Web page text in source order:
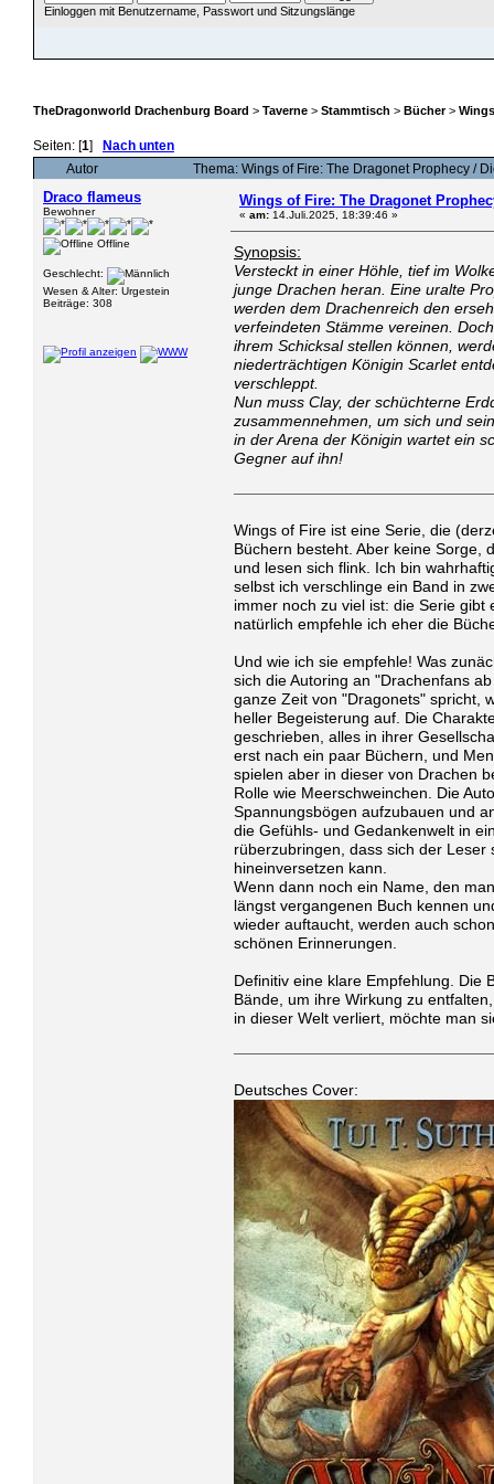
Einloggen mit Benutzername, Passwort und Sitzungslänge
TheDragonworld Drachenburg Board > Taverne > Stammtisch > Bücher>
Seiten: [1] Nach unten
Autor
Thema: Wings of Fire: The Dragonet Prophecy /
Draco flameus
Bewohner
Offline
Geschlecht:
Wesen & Alter: Urgestein
Beiträge: 308
Wings of Fire: The Dragonet
« am: 14.Juli.2025, 18:39:46 »
Synopsis:
Versteckt in einer Höhle, tief im
junge Drachen heran. Eine uralte
werden dem Drachenreich den
verfeindeten Stämme vereinen.
ihrem Schicksal stellen können,
niederträchtigen Königin Scarlet
verschleppt.
Nun muss Clay, der schüchterne
zusammennehmen, um sich und
in der Arena der Königin wartet ein
Gegner auf ihn!
Wings of Fire ist eine Serie, die
Büchern besteht. Aber keine Sorge,
und lesen sich flink. Ich bin
selbst ich verschlinge ein Band in
immer noch zu viel ist: die Serie gibt
natürlich empfehle ich eher die
Und wie ich sie empfehle! Was
sich die Autoring an "Drachenfans
ganze Zeit von "Dragonets" spricht,
heller Begeisterung auf. Die
geschrieben, alles in ihrer
erst nach ein paar Büchern, und
spielen aber in dieser von Drachen
Rolle wie Meerschweinchen. Die
Spannungsbögen aufzubauen und
die Gefühls- und Gedankenwelt in
rüberzubringen, dass sich der Leser
hineinversetzen kann.
Wenn dann noch ein Name, den
längst vergangenen Buch kennen
wieder auftaucht, werden auch
schönen Erinnerungen.
Definitiv eine klare Empfehlung. Die
Bände, um ihre Wirkung zu
in dieser Welt verliert, möchte man
Deutsches Cover: